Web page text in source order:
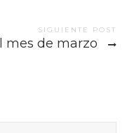
SIGUIENTE POST
mes de marzo